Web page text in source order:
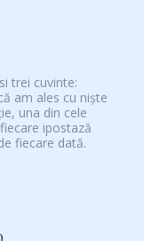
trei cuvinte:
am ales cu niște
una din cele
ipostază
fiecare dată.